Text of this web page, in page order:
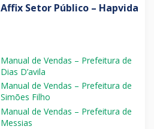
Affix Setor Público – Hapvida
Manual de Vendas – Prefeitura de
Dias D’avila
Manual de Vendas – Prefeitura de
Simões Filho
Manual de Vendas – Prefeitura de
Messias